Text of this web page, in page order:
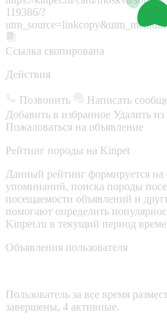
119386/?
Ссылка скопирована
Действия
Позвонить Написать
Добавить в избранное Удалить
Пожаловаться на объявление
Рейтинг породы на Kinpet
Данный рейтинг формируется на
упоминаний, поиска породы
посещаемости объявлений и
помогают определить
Kinpet.ru в текущий период
Объявления пользователя
Пользователь за все время
завершены, 4 активные.